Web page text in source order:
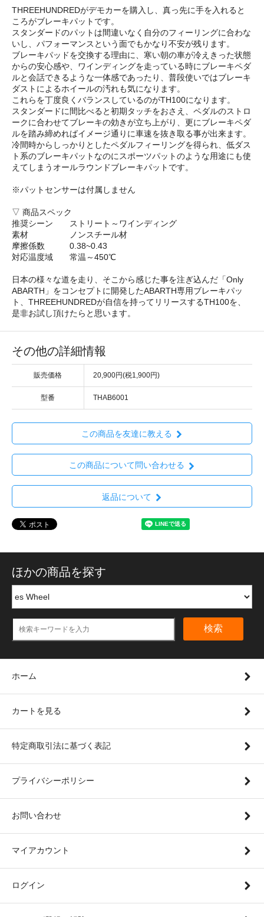
THREEHUNDREDがデモカーを購入し、真っ先に手を入れると
ころがブレーキパットです。
スタンダードのパットは間違いなく自分のフィーリングに合わな
いし、パフォーマンスという面でもかなり不安が残ります。
ブレーキパッドを交換する理由に、寒い朝の車が冷えきった状態
からの安心感や、ワインディングを走っている時にブレーキペダ
ルと会話できるような一体感であったり、普段使いではブレーキ
ダストによるホイールの汚れも気になります。
これらを丁度良くバランスしているのがTH100になります。
スタンダードに間比べると初期タッチをおさえ、ペダルのストロ
ークに合わせてブレーキの効きが立ち上がり、更にブレーキペダ
ルを踏み締めればイメージ通りに車速を抜き取る事が出来ます。
冷間時からしっかりとしたペダルフィーリングを得られ、低ダス
ト系のブレーキパットなのにスポーツパットのような用途にも使
えてしまうオールラウンドブレーキパットです。
※パットセンサーは付属しません
▽ 商品スペック
推奨シーン ストリート～ワインディング
素材 ノンスチール材
摩擦係数 0.38~0.43
対応温度域 常温～450℃
日本の様々な道を走り、そこから感じた事を注ぎ込んだ「Only
ABARTH」をコンセプトに開発したABARTH専用ブレーキパッ
ト、THREEHUNDREDが自信を持ってリリースするTH100を、
是非お試し頂けたらと思います。
その他の詳細情報
販売価格 20,900円(税1,900円)
型番 THAB6001
この商品を友達に教える
この商品について問い合わせる
返品について
ほかの商品を探す
検索
ホーム
カートを見る
特定商取引法に基づく表記
プライバシーポリシー
お問い合わせ
マイアカウント
ログイン